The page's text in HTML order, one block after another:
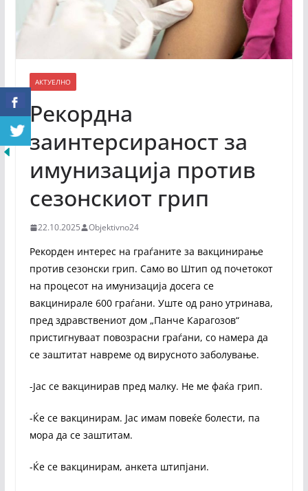
АКТУЕЛНО
Рекордна
заинтерсираност за
имунизација против
сезонскиот грип
22.10.2025 Objektivno24
Рекорден интерес на граѓаните за вакцинирање
против сезонски грип. Само во Штип од почетокот
на процесот на имунизација досега се
вакцинирале 600 граѓани. Уште од рано утринава,
пред здравствениот дом „Панче Карагозов“
пристигнуваат повозрасни граѓани, со намера да
се заштитат навреме од вирусното заболување.
-Јас се вакцинирав пред малку. Не ме фаќа грип.
-Ќе се вакцинирам. Јас имам повеќе болести, па
мора да се заштитам.
-Ќе се вакцинирам, анкета штипјани.